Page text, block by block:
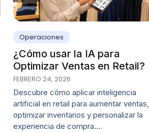
Operaciones
¿Cómo usar la IA para
Optimizar Ventas en Retail?
FEBRERO 24, 2026
Descubre cómo aplicar inteligencia
artificial en retail para aumentar ventas,
optimizar inventarios y personalizar la
experiencia de compra.…